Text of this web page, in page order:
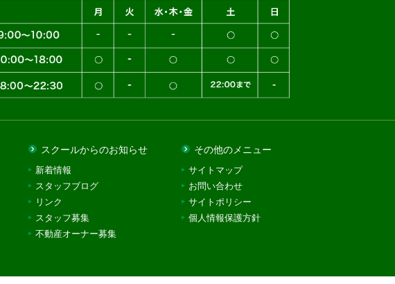
スクールからのお知らせ
新着情報
スタッフブログ
リンク
スタッフ募集
不動産オーナー募集
その他のメニュー
サイトマップ
お問い合わせ
サイトポリシー
個人情報保護方針